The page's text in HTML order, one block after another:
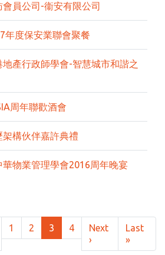
員公司-衞安有限公司
年度保安業聯會聚餐
產行政師學會-智慧城市和諧之
周年聯歡酒會
構伙伴嘉許典禮
物業管理學會2016周年晚宴
page
1 2 3 4
Next
›Next page
Last
»Last